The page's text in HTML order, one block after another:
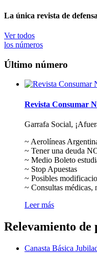
La única revista de
Ver todos
los números
Último número
Revista Consumar
Garrafa Social,
~ Aerolíneas
~ Tener una deuda
~ Medio Boleto
~ Stop Apuestas
~ Posibles
~ Consultas médicas,
Leer más
Relevamiento de
Canasta Básica